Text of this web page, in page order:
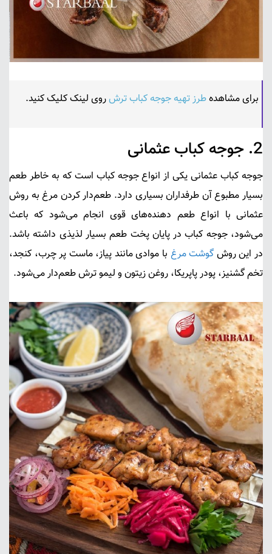
برای مشاهدهطرز تهیه جوجه کباب ترشروی لینک کلیک کنید.
2. جوجه کباب عثمانی
جوجه کباب عثمانییکی از انواع جوجه کباب است که به خاطر طعم
بسیار مطبوع آن طرفداران بسیاری دارد. طعم‌دار کردن مرغ به روش
عثمانی با انواع طعم دهنده‌های قوی انجام می‌شود که باعث
می‌شود، جوجه کباب در پایان پخت طعم بسیار لذیذی داشته باشد.
در این روش گوشت مرغ با موادی مانند پیاز، ماست پر چرب، کنجد،
تخم گشنیز، پودر پاپریکا، روغن زیتون و لیمو ترش طعم‌دار می‌شود.